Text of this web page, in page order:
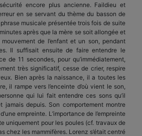
encore plus ancienne. Faildieu et
en se servant du thème du basson de
musicale présentée trois fois de suite
après que la mère se soit allongée et
de l’enfant et un son, pendant
Il suffisait ensuite de faire entendre le
de 11 secondes, pour qu’immédiatement,
très significatif, cesse de crier, respire
Bien après la naissance, il a toutes les
il rampe vers l’enceinte d’où vient le son,
qui lui fait entendre ces sons qu’il
depuis. Son comportement montre
empreinte. L’importance de l’empreinte
uniquement pour les poules (cf. travaux de
chez les mammifères. Lorenz s’était centré